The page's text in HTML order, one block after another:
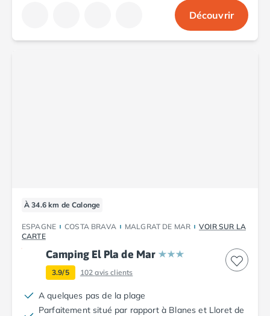
Découvrir
À 34.6 km de Calonge
ESPAGNE COSTA BRAVA MALGRAT DE MAR
VOIR SUR LA
CARTE
Camping El Pla de Mar
3.9/5 102avis clients
A quelques pas de la plage
Parfaitement situé par rapport à Blanes et Lloret de